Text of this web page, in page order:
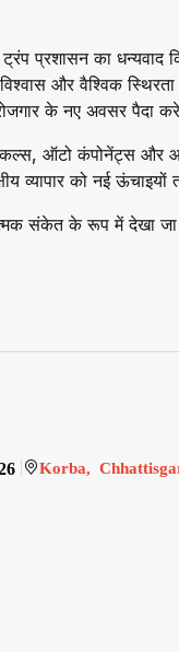
प्रशासन का
और वैश्विक स्थिरता
के नए अवसर पैदा
ऑटो कंपोनेंट्स और
व्यापार को नई
संकेत के रूप में देखा जा
Korba,